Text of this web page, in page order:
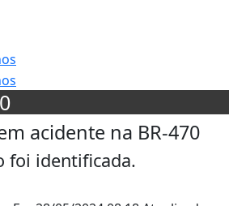
acidente na BR-470
foi identificada.